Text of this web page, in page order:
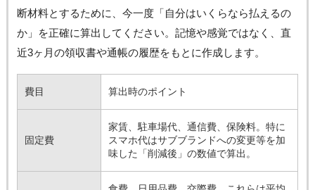
断材料とするために、今一度「自分はいくらなら払えるの
か」を正確に算出してください。記憶や感覚ではなく、直
近3ヶ月の領収書や通帳の履歴をもとに作成します。
費目 算出時のポイント
固定費
家賃、駐車場代、通信費、保険料。特に
スマホ代はサブブランドへの変更等を加
味した「削減後」の数値で算出。